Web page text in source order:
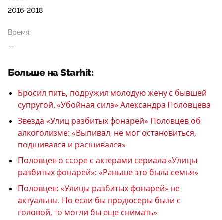
2016-2018
Время:
—
Больше на Starhit:
Бросил пить, подружил молодую жену с бывшей
супругой. «Убойная сила» Александра Половцева
Звезда «Улиц разбитых фонарей» Половцев об
алкоголизме: «Выпивал, не мог остановиться,
подшивался и расшивался»
Половцев о ссоре с актерами сериала «Улицы
разбитых фонарей»: «Раньше это была семья»
Половцев: «Улицы разбитых фонарей» не
актуальны. Но если бы продюсеры были с
головой, то могли бы еще снимать»